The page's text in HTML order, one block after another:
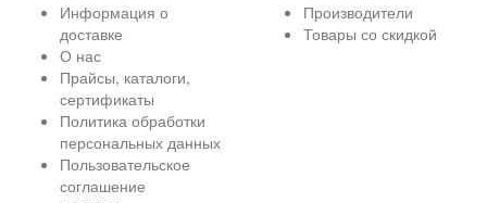
Информация о
доставке
О нас
Прайсы, каталоги,
сертификаты
Политика обработки
персональных данных
Пользовательское
соглашение
Производители
Товары со скидкой